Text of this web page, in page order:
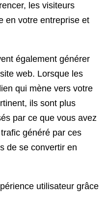
les visiteurs
en votre entreprise et
également générer
web. Lorsque les
qui mène vers votre
ils sont plus
par ce que vous avez
généré par ces
de se convertir en
utilisateur grâce